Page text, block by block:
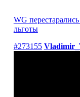
WG
льготы
#273155